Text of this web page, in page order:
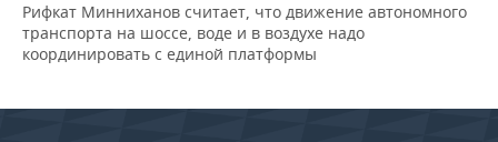
Рифкат Минниханов считает, что движение автономного
транспорта на шоссе, воде и в воздухе надо
координировать с единой платформы